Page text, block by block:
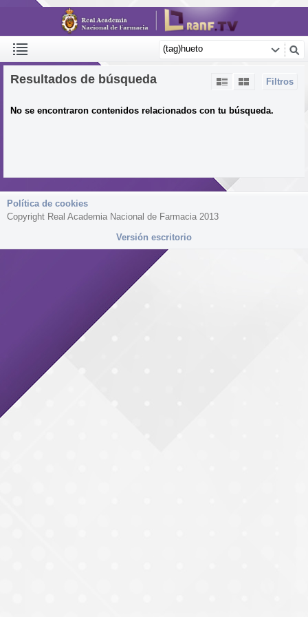
Filtros
Resultados de búsqueda
No se encontraron contenidos relacionados con tu búsqueda.
Política de cookies
Copyright Real Academia Nacional de Farmacia 2013
Versión escritorio